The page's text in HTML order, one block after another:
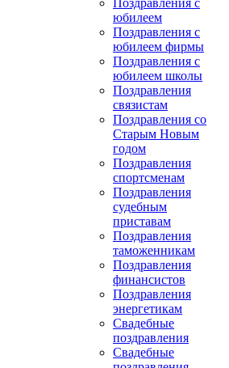
Поздравления с
юбилеем
Поздравления с
юбилеем фирмы
Поздравления с
юбилеем школы
Поздравления
связистам
Поздравления со
Старым Новым
годом
Поздравления
спортсменам
Поздравления
судебным
приставам
Поздравления
таможенникам
Поздравления
финансистов
Поздравления
энергетикам
Свадебные
поздравления
Свадебные